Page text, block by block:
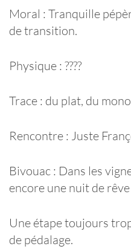
Moral : Tranquille
de transition.
Physique : ????
Trace : du plat, du
Rencontre : Juste
Bivouac : Dans les
encore une nuit de
Une étape toujours
de pédalage.